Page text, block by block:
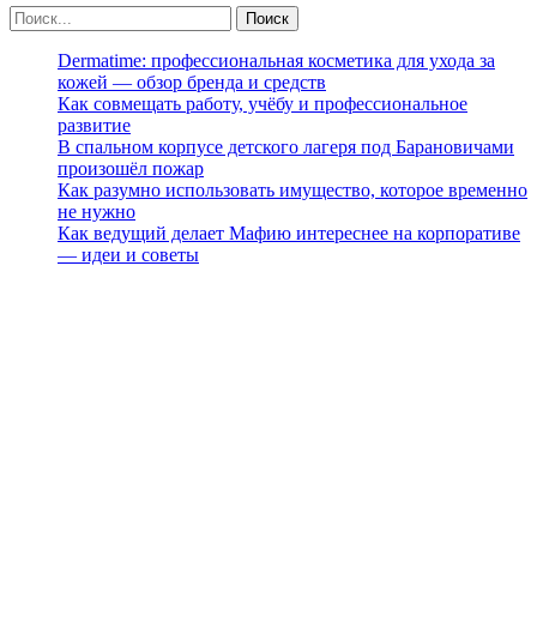
Dermatime: профессиональная косметика для ухода за
кожей — обзор бренда и средств
Как совмещать работу, учёбу и профессиональное
развитие
В спальном корпусе детского лагеря под Барановичами
произошёл пожар
Как разумно использовать имущество, которое временно
не нужно
Как ведущий делает Мафию интереснее на корпоративе
— идеи и советы